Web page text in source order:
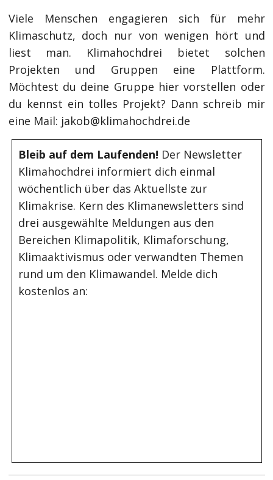
Viele Menschen engagieren sich für mehr
Klimaschutz, doch nur von wenigen hört und
liest man. Klimahochdrei bietet solchen
Projekten und Gruppen eine Plattform.
Möchtest du deine Gruppe hier vorstellen oder
du kennst ein tolles Projekt? Dann schreib mir
eine Mail: jakob@klimahochdrei.de
Bleib auf dem Laufenden! Der Newsletter
Klimahochdrei informiert dich einmal
wöchentlich über das Aktuellste zur
Klimakrise. Kern des Klimanewsletters sind
drei ausgewählte Meldungen aus den
Bereichen Klimapolitik, Klimaforschung,
Klimaaktivismus oder verwandten Themen
rund um den Klimawandel. Melde dich
kostenlos an: